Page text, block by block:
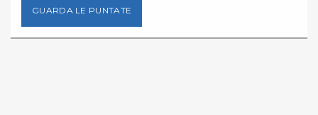
GUARDA LE PUNTATE